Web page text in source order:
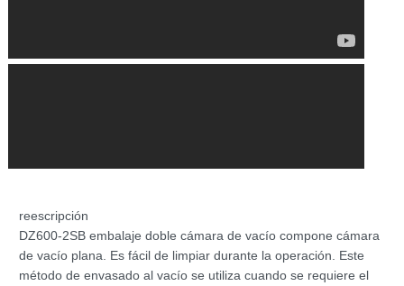
reescripción
DZ600-2SB embalaje doble cámara de vacío compone cámara
de vacío plana. Es fácil de limpiar durante la operación. Este
método de envasado al vacío se utiliza cuando se requiere el